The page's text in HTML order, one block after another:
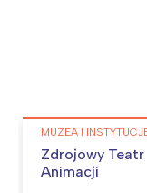
MUZEA I
Zdrojowy Teatr
Animacji